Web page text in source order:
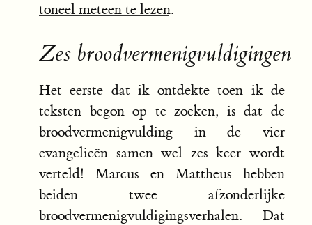
toneel meteen te lezen.
Zes broodvermenigvuldigingen
Het eerste dat ik ontdekte toen ik de
teksten begon op te zoeken, is dat de
broodvermenigvulding in de vier
evangelieën samen wel zes keer wordt
verteld! Marcus en Mattheus hebben
beiden twee afzonderlijke
broodvermenigvuldigingsverhalen. Dat